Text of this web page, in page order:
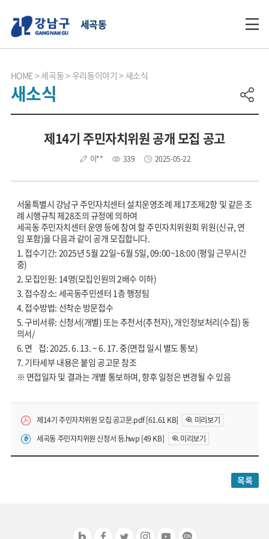
세곡동
HOME 세곡동 우리동이야기 새소식
새소식
제14기 주민자치위원 공개 모집 공고
이** 339 2025-05-22
서울특별시 강남구 주민자치센터 설치운영조례 제17조제2항 및 같은 조
례 시행규칙 제28조의 규정에 의하여
세곡동 주민자치센터 운영 등에 참여 할 주민자치위원회 위원(신규, 연
임 포함)을 다음과 같이 공개 모집합니다.
1. 접수기간: 2025년 5월 22일~6월 5일, 09:00~18:00 (평일 근무시간
중)
2. 모집인원: 14명(모집인원의 2배수 이하)
3. 접수장소: 세곡동주민센터 1층 행정팀
4. 접수방법: 선착순 방문접수
5. 구비서류: 신청서(개별) 또는 추천서(추천자), 개인정보처리(수집) 동
의서/
6. 면 접: 2025. 6. 13. ~ 6. 17. 중(면접 일시 별도 통보)
7. 기타세부 내용은 붙임 공고문 참조
※ 면접일자 및 결과는 개별 통보하며, 향후 일정은 변경될 수 있음
제14기 주민자치위원 모집 공고문.pdf [61.61 KB]
미리보기
세곡동 주민자치위원 신청서 등.hwp [49 KB]
미리보기
목록